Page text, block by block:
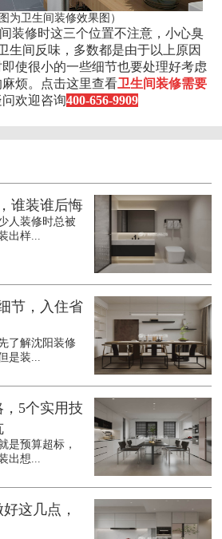
图为卫生间装修效果图）
装修时这三个位置不注意，小心臭
生间反味，多数都是由于以上原因
使很小的一些细节也要处理好考虑
烦。点击这里查看卫生间装修需要
问欢迎咨询400-656-9909
谁装谁后悔
人装修时总被
出样...
节，入住省
了解沈阳装修
是装...
5个实用技
是预算超标，
出想...
这几点，